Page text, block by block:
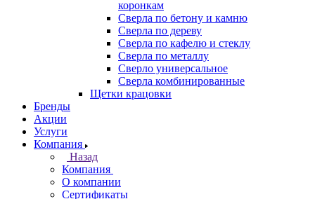
коронкам
Сверла по бетону и камню
Сверла по дереву
Сверла по кафелю и стеклу
Сверла по металлу
Сверло универсальное
Сверла комбинированные
Щетки крацовки
Бренды
Акции
Услуги
Компания
Назад
Компания
О компании
Сертификаты